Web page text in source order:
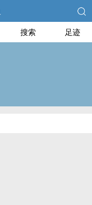
搜索 足迹